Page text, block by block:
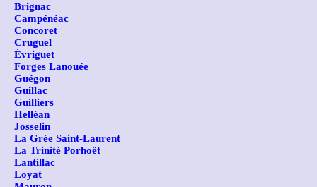
Brignac
Campénéac
Concoret
Cruguel
Évriguet
Forges Lanouée
Guégon
Guillac
Guilliers
Helléan
Josselin
La Grée Saint-Laurent
La Trinité Porhoët
Lantillac
Loyat